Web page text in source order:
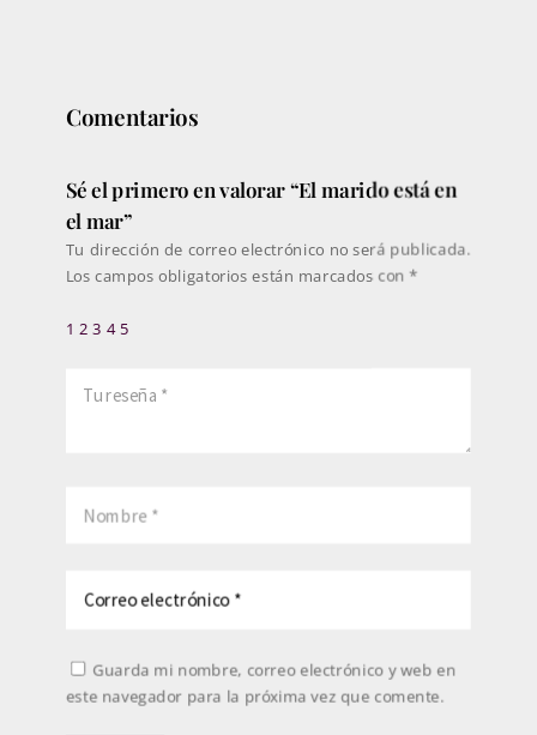
Comentarios
Sé el primero en valorar “El marido está en
el mar”
Tu dirección de correo electrónico no será publicada.
Los campos obligatorios están marcados con *
1 2 3 4 5
Guarda mi nombre, correo electrónico y web en
este navegador para la próxima vez que comente.